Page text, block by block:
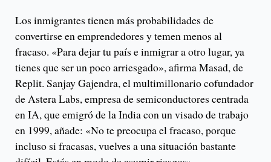
Los inmigrantes tienen más probabilidades de
convertirse en emprendedores y temen menos al
fracaso. «Para dejar tu país e inmigrar a otro lugar, ya
tienes que ser un poco arriesgado», afirma Masad, de
Replit. Sanjay Gajendra, el multimillonario cofundador
de Astera Labs, empresa de semiconductores centrada
en IA, que emigró de la India con un visado de trabajo
en 1999, añade: «No te preocupa el fracaso, porque
incluso si fracasas, vuelves a una situación bastante